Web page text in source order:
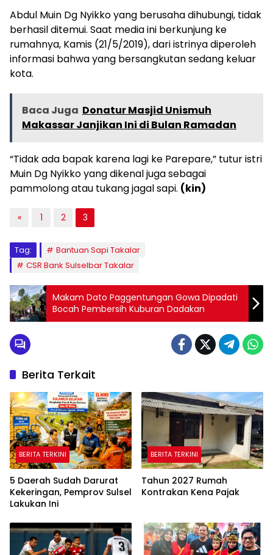
Abdul Muin Dg Nyikko yang berusaha dihubungi, tidak
berhasil ditemui. Saat media ini berkunjung ke
rumahnya, Kamis (21/5/2019), dari istrinya diperoleh
informasi bahwa yang bersangkutan sedang keluar
kota.
Baca Juga Donatur Masjid Unismuh
Makassar Janjikan Ini di Bulan Ramadan
“Tidak ada bapak karena lagi ke Parepare,” tutur istri
Muin Dg Nyikko yang dikenal juga sebagai
pammolong atau tukang jagal sapi. (kin)
« 1 2 3
Tag:
Bantuan Sapi Takalar
CSR Bank Sulselbar Takalar
Makam Dato Paggentungan Gowa Dipadati
Bocah Pembersih Kuburan Dadakan
Berita Terkait
BERITA TERKINI
5 Daerah Sudah Darurat
Kekeringan, Pemprov Sulsel
Lakukan Ini
BERITA TERKINI
Tahun 2027 Rumah
Kontrakan Kena Pajak